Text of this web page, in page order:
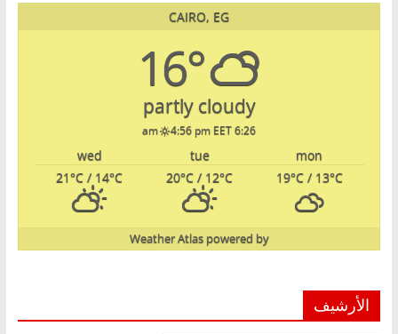
CAIRO, EG
16°
partly cloudy
6:26 am
4:56 pm EET
mon
tue
wed
19°C/ 13°C
20°C / 12°C
21°C / 14°C
powered by
Weather Atlas
الأرشيف